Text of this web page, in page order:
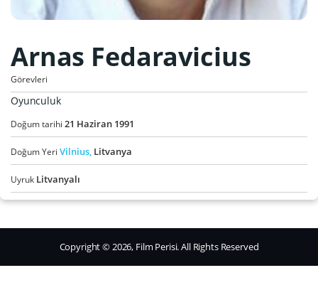
Arnas Fedaravicius
Görevleri
Oyunculuk
Doğum tarihi 21 Haziran 1991
Doğum Yeri Vilnius, Litvanya
Uyruk Litvanyalı
Copyright © 2026, Film Perisi. All Rights Reserved